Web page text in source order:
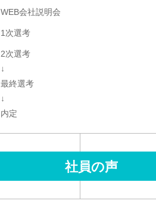
WEB会社説明会
1次選考
2次選考
↓
最終選考
↓
内定
社員の声